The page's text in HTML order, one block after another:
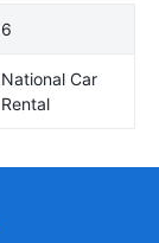
6
National Car
Rental